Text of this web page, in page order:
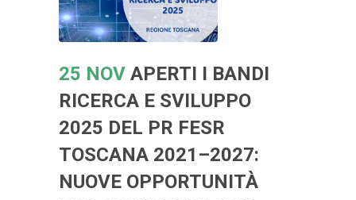
25 NOV APERTI I BANDI
RICERCA E SVILUPPO
2025 DEL PR FESR
TOSCANA 2021–2027:
NUOVE OPPORTUNITÀ